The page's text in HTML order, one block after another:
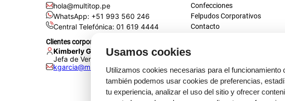
Usamos cookies
Utilizamos cookies necesarias para el funcionamiento
también podemos usar cookies de preferencias,
tu experiencia, analizar el uso del sitio y ofrecer
hola@multitop.pe
WhatsApp: +51 993 560 246
Central Telefónica: 01 619 4444
Clientes corporativos
Kimberly Garcia
Jefa de Ventas Empresas
kgarcia@multitop.pe
Confecciones
Felpudos Corporativos
Contacto
Tienda física
Av. Iquitos 670 - 699, La
L-S: 8:00 a.m. - 6:30 p.m.